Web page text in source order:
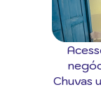
Chuvas